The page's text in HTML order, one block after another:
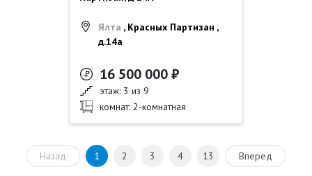
Ялта , Красных Партизан ,
д.14а
16 500 000 ₽
этаж: 3 из 9
комнат: 2-комнатная
Назад 1 2 3 4 13 Вперед